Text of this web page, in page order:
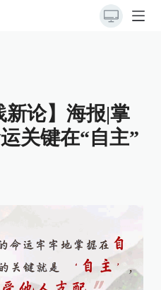
新论】海报|掌
关键在“自主”